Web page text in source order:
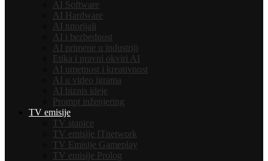
AI Software
AI Hardware
AI tutorijali
AI i bezbednost
AI primene u industriji
Etika i pravni okviri AI
AI umetnost i kreativnost
AI u video igrama
AI biznis ideje
Prompt inženjering
TV emisije
TV stanice
TV emisije ITnetwork
TV Emisije Gameplay
TV emisije Prolog